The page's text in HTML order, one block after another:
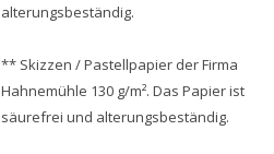
alterungsbeständig.
** Skizzen / Pastellpapier der Firma
Hahnemühle 130 g/m². Das Papier ist
säurefrei und alterungsbeständig.